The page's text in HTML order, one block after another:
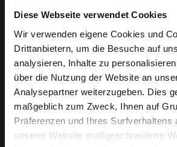
Diese Webseite verwendet Cookies
Wir verwenden eigene Cookies und
Drittanbietern, um die Besuche auf
analysieren, Inhalte zu
über die Nutzung der Website an
Analysepartner weiterzugeben. Dies
maßgeblich zum Zweck, Ihnen auf
Präferenzen und Ihres Surfverhaltens
unserer Website maßgeschneiderte
ÖFFNUNGSZEITEN
Öffnungszeiten: Mo-So 06:00
DIENSTLEISTUNGEN